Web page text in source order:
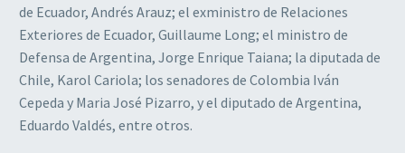
de Ecuador, Andrés Arauz; el exministro de Relaciones
Exteriores de Ecuador, Guillaume Long; el ministro de
Defensa de Argentina, Jorge Enrique Taiana; la diputada de
Chile, Karol Cariola; los senadores de Colombia Iván
Cepeda y Maria José Pizarro, y el diputado de Argentina,
Eduardo Valdés, entre otros.